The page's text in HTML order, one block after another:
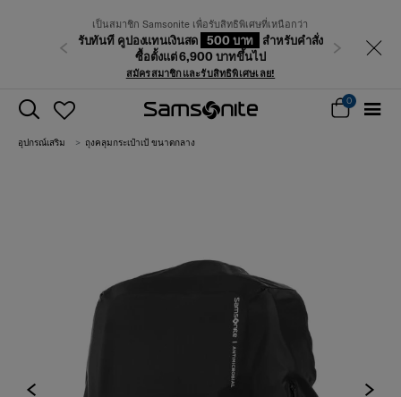
เป็นสมาชิก Samsonite เพื่อรับสิทธิพิเศษที่เหนือกว่า
รับทันที คูปองแทนเงินสด 500 บาท
สำหรับคำสั่ง
ซื้อตั้งแต่ 6,900 บาทขึ้นไป
สมัครสมาชิกและรับสิทธิพิเศษเลย!
ก่อนหน้า ถัดไป
0
อุปกรณ์เสริม ถุงคลุมกระเป๋าเป้ ขนาดกลาง